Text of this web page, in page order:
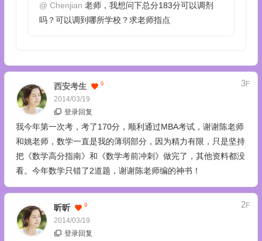
@ Chenjian 老师，我想问下总分183分可以调剂
吗？可以调到哪所学校？求老师指点
西安考生 9
2014/03/19
3F
登录回复
我今年第一次考，考了170分，顺利通过MBA考试，谢谢陈老师
和姚老师，数学一直是我的薄弱部分，因为精力有限，只是坚持
把《数学高分指南》和《数学考前冲刺》做完了，其他资料都没
看。今年数学只错了2道题，谢谢陈老师编的神书！
昕昕 9
2014/03/19
2F
登录回复